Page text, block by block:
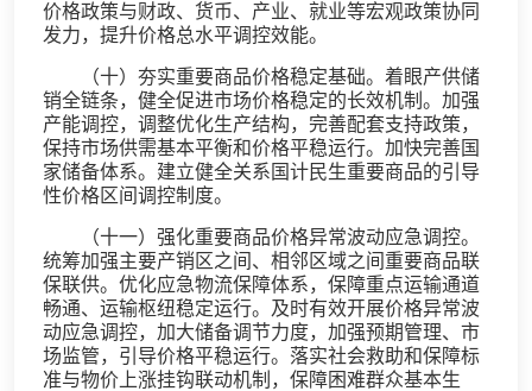
价格政策与财政、货币、产业、就业等宏观政策协同
发力，提升价格总水平调控效能。
（十）夯实重要商品价格稳定基础。着眼产供储
销全链条，健全促进市场价格稳定的长效机制。加强
产能调控，调整优化生产结构，完善配套支持政策，
保持市场供需基本平衡和价格平稳运行。加快完善国
家储备体系。建立健全关系国计民生重要商品的引导
性价格区间调控制度。
（十一）强化重要商品价格异常波动应急调控。
统筹加强主要产销区之间、相邻区域之间重要商品联
保联供。优化应急物流保障体系，保障重点运输通道
畅通、运输枢纽稳定运行。及时有效开展价格异常波
动应急调控，加大储备调节力度，加强预期管理、市
场监管，引导价格平稳运行。落实社会救助和保障标
准与物价上涨挂钩联动机制，保障困难群众基本生